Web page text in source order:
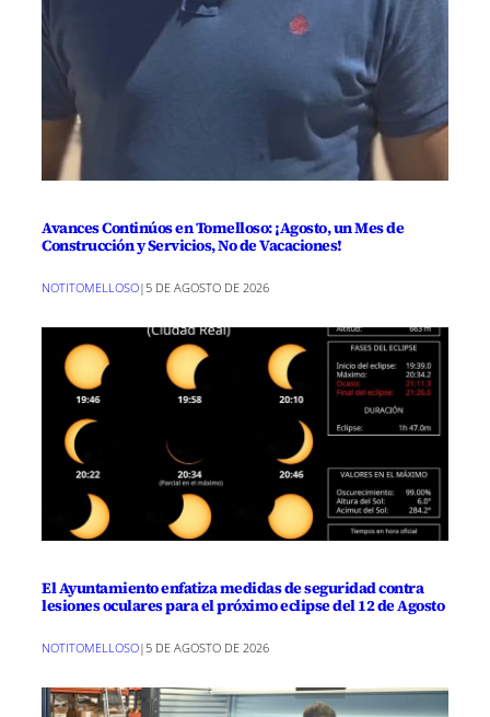
Avances Continúos en Tomelloso: ¡Agosto, un Mes de
Construcción y Servicios, No de Vacaciones!
NOTITOMELLOSO| 5 DE AGOSTO DE 2026
El Ayuntamiento enfatiza medidas de seguridad contra
lesiones oculares para el próximo eclipse del 12 de Agosto
NOTITOMELLOSO| 5 DE AGOSTO DE 2026